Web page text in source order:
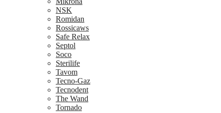
NSK
Romidan
Rossicaws
Safe Relax
Septol
Soco
Sterilife
Tavom
Tecno-Gaz
Tecnodent
The Wand
Tornado